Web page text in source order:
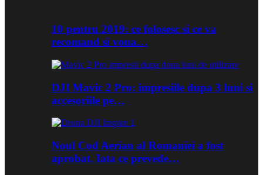
10 pentru 2019: ce folosesc si ce va
recomand si voua…
DJI Mavic 2 Pro: impresiile dupa 3 luni si
accesoriile pe…
Noul Cod Aerian al Romaniei a fost
aprobat. Iata ce prevede…